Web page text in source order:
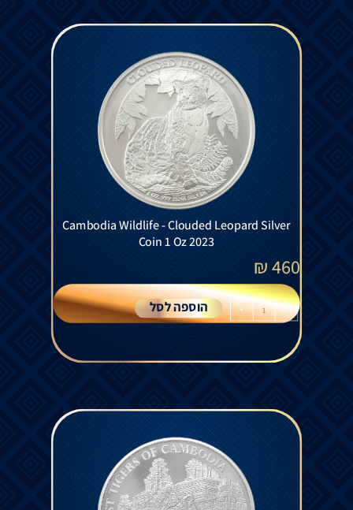
Cambodia Wildlife - Clouded Leopard Silver
Coin 1 Oz 2023
460
₪
-
+ הוספה לסל